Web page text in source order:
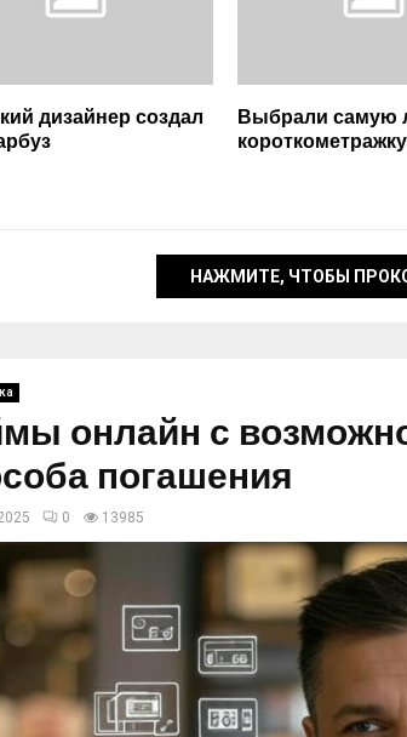
дизайнер создал Выбрали самую
НАЖМИТЕ, ЧТОБЫ
онлайн с
погашения
0 13985